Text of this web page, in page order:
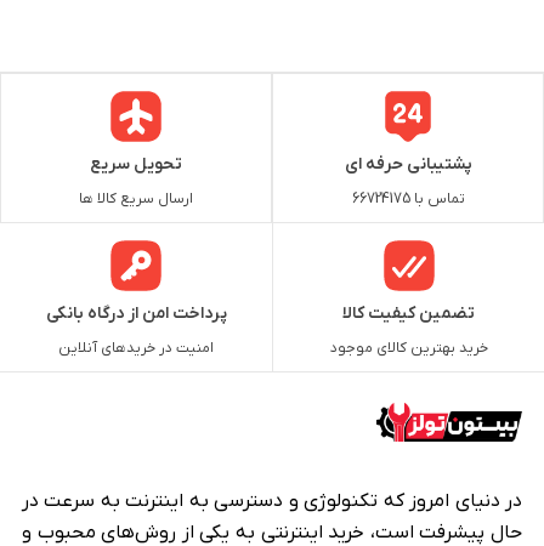
پشتیبانی حرفه ای
تماس با 66724175
تحویل سریع
ارسال سریع کالا ها
تضمین کیفیت کالا
خرید بهترین کالای موجود
پرداخت امن از درگاه بانکی
امنیت در خریدهای آنلاین
در دنیای امروز که تکنولوژی و دسترسی به اینترنت به سرعت در
حال پیشرفت است، خرید اینترنتی به یکی از روش‌های محبوب و